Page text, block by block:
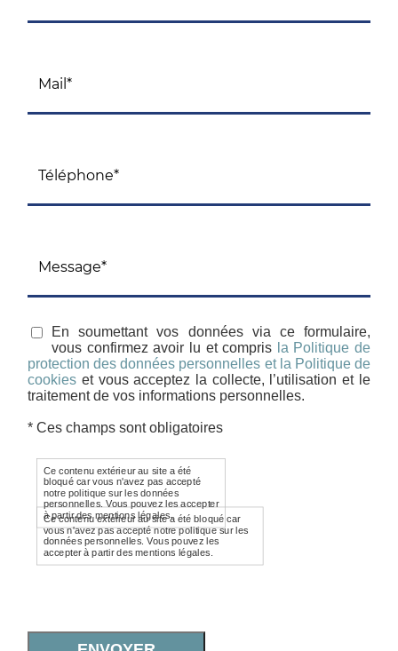
En soumettant vos données via ce formulaire,
vous confirmez avoir lu et compris la Politique de
protection des données personnelles et la Politique de
cookies et vous acceptez la collecte, l’utilisation et le
traitement de vos informations personnelles.
* Ces champs sont obligatoires
Ce contenu extérieur au site a été
bloqué car vous n'avez pas accepté
notre politique sur les données
personnelles. Vous pouvez les accepter
à partir des mentions légales.
Ce contenu extérieur au site a été bloqué car
vous n'avez pas accepté notre politique sur les
données personnelles. Vous pouvez les
accepter à partir des mentions légales.